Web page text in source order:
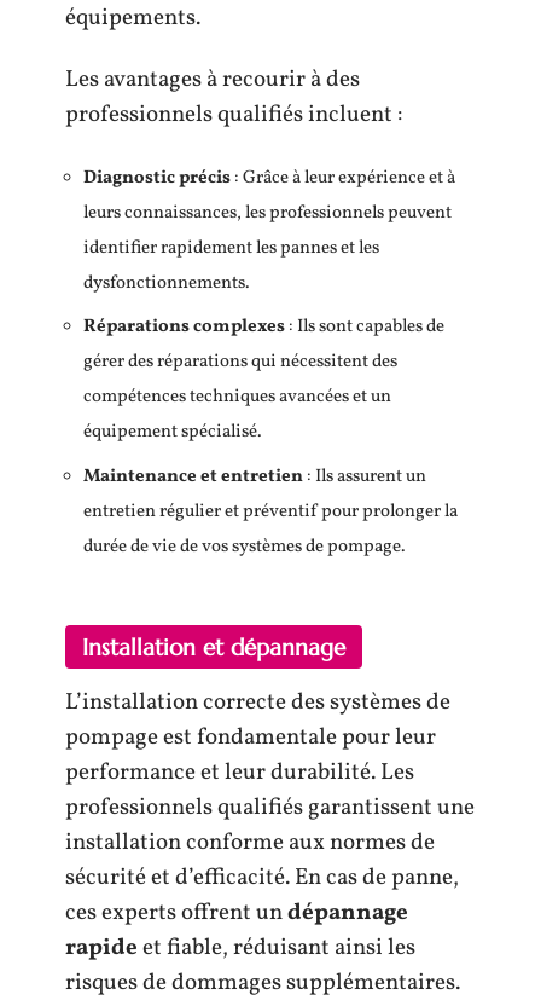
équipements.
Les avantages à recourir à des
professionnels qualifiés incluent :
Diagnostic précis: Grâce à leur expérience et à
leurs connaissances, les professionnels peuvent
identifier rapidement les pannes et les
dysfonctionnements.
Réparations complexes: Ils sont capables de
gérer des réparations qui nécessitent des
compétences techniques avancées et un
équipement spécialisé.
Maintenance et entretien: Ils assurent un
entretien régulier et préventif pour prolonger la
durée de vie de vos systèmes de pompage.
Installation et dépannage
L’installation correcte des systèmes de
pompage est fondamentale pour leur
performance et leur durabilité. Les
professionnels qualifiés garantissent une
installation conforme aux normes de
sécurité et d’efficacité. En cas de panne,
ces experts offrent undépannage
rapideet fiable, réduisant ainsi les
risques de dommages supplémentaires.